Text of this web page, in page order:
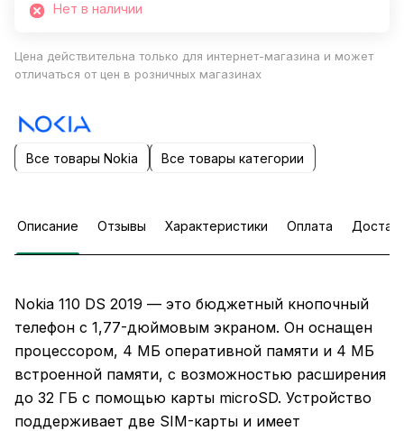
Нет в наличии
Цена действительна только для интернет-магазина и может
отличаться от цен в розничных магазинах
Все товары Nokia Все товары категории
Описание Отзывы Характеристики Оплата
Nokia 110 DS 2019 — это бюджетный кнопочный
телефон с 1,77-дюймовым экраном. Он оснащен
процессором, 4 МБ оперативной памяти и 4 МБ
встроенной памяти, с возможностью расширения
до 32 ГБ с помощью карты microSD. Устройство
поддерживает две SIM-карты и имеет